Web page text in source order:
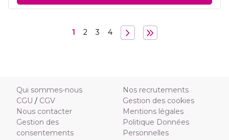
1 2 3 4
Qui sommes-nous
CGU / CGV
Nous contacter
Gestion des
consentements
Nos recrutements
Gestion des cookies
Mentions légales
Politique Données
Personnelles